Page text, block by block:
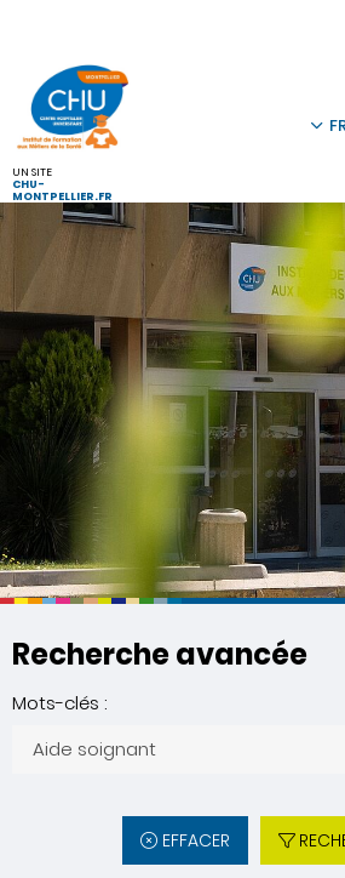
UN SITE
CHU-
MONTPELLIER.FR
Recherche avancée
Mots-clés :
EFFACER